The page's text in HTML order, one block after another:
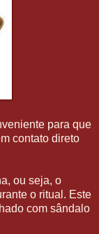
para que
contato direto
ou seja, o
o ritual. Este
com sândalo